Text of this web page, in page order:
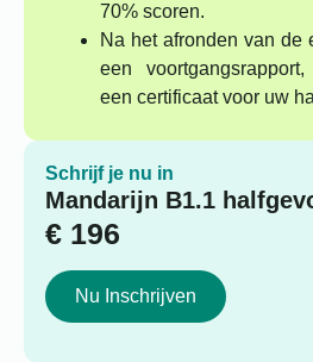
70% scoren.
Na het afronden van de
een
een certificaat voor uw
Schrijf je nu in
Mandarijn B1.1
€ 196
Nu Inschrijven